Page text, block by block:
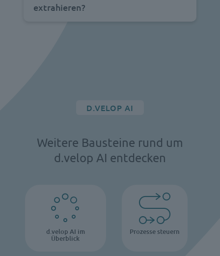
extrahieren?
D.VELOP AI
Weitere Bausteine rund um
d.velop AI entdecken
d.velop AI im
Überblick
Prozesse steuern